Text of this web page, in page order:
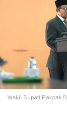
Wakil Bupati Pakpak